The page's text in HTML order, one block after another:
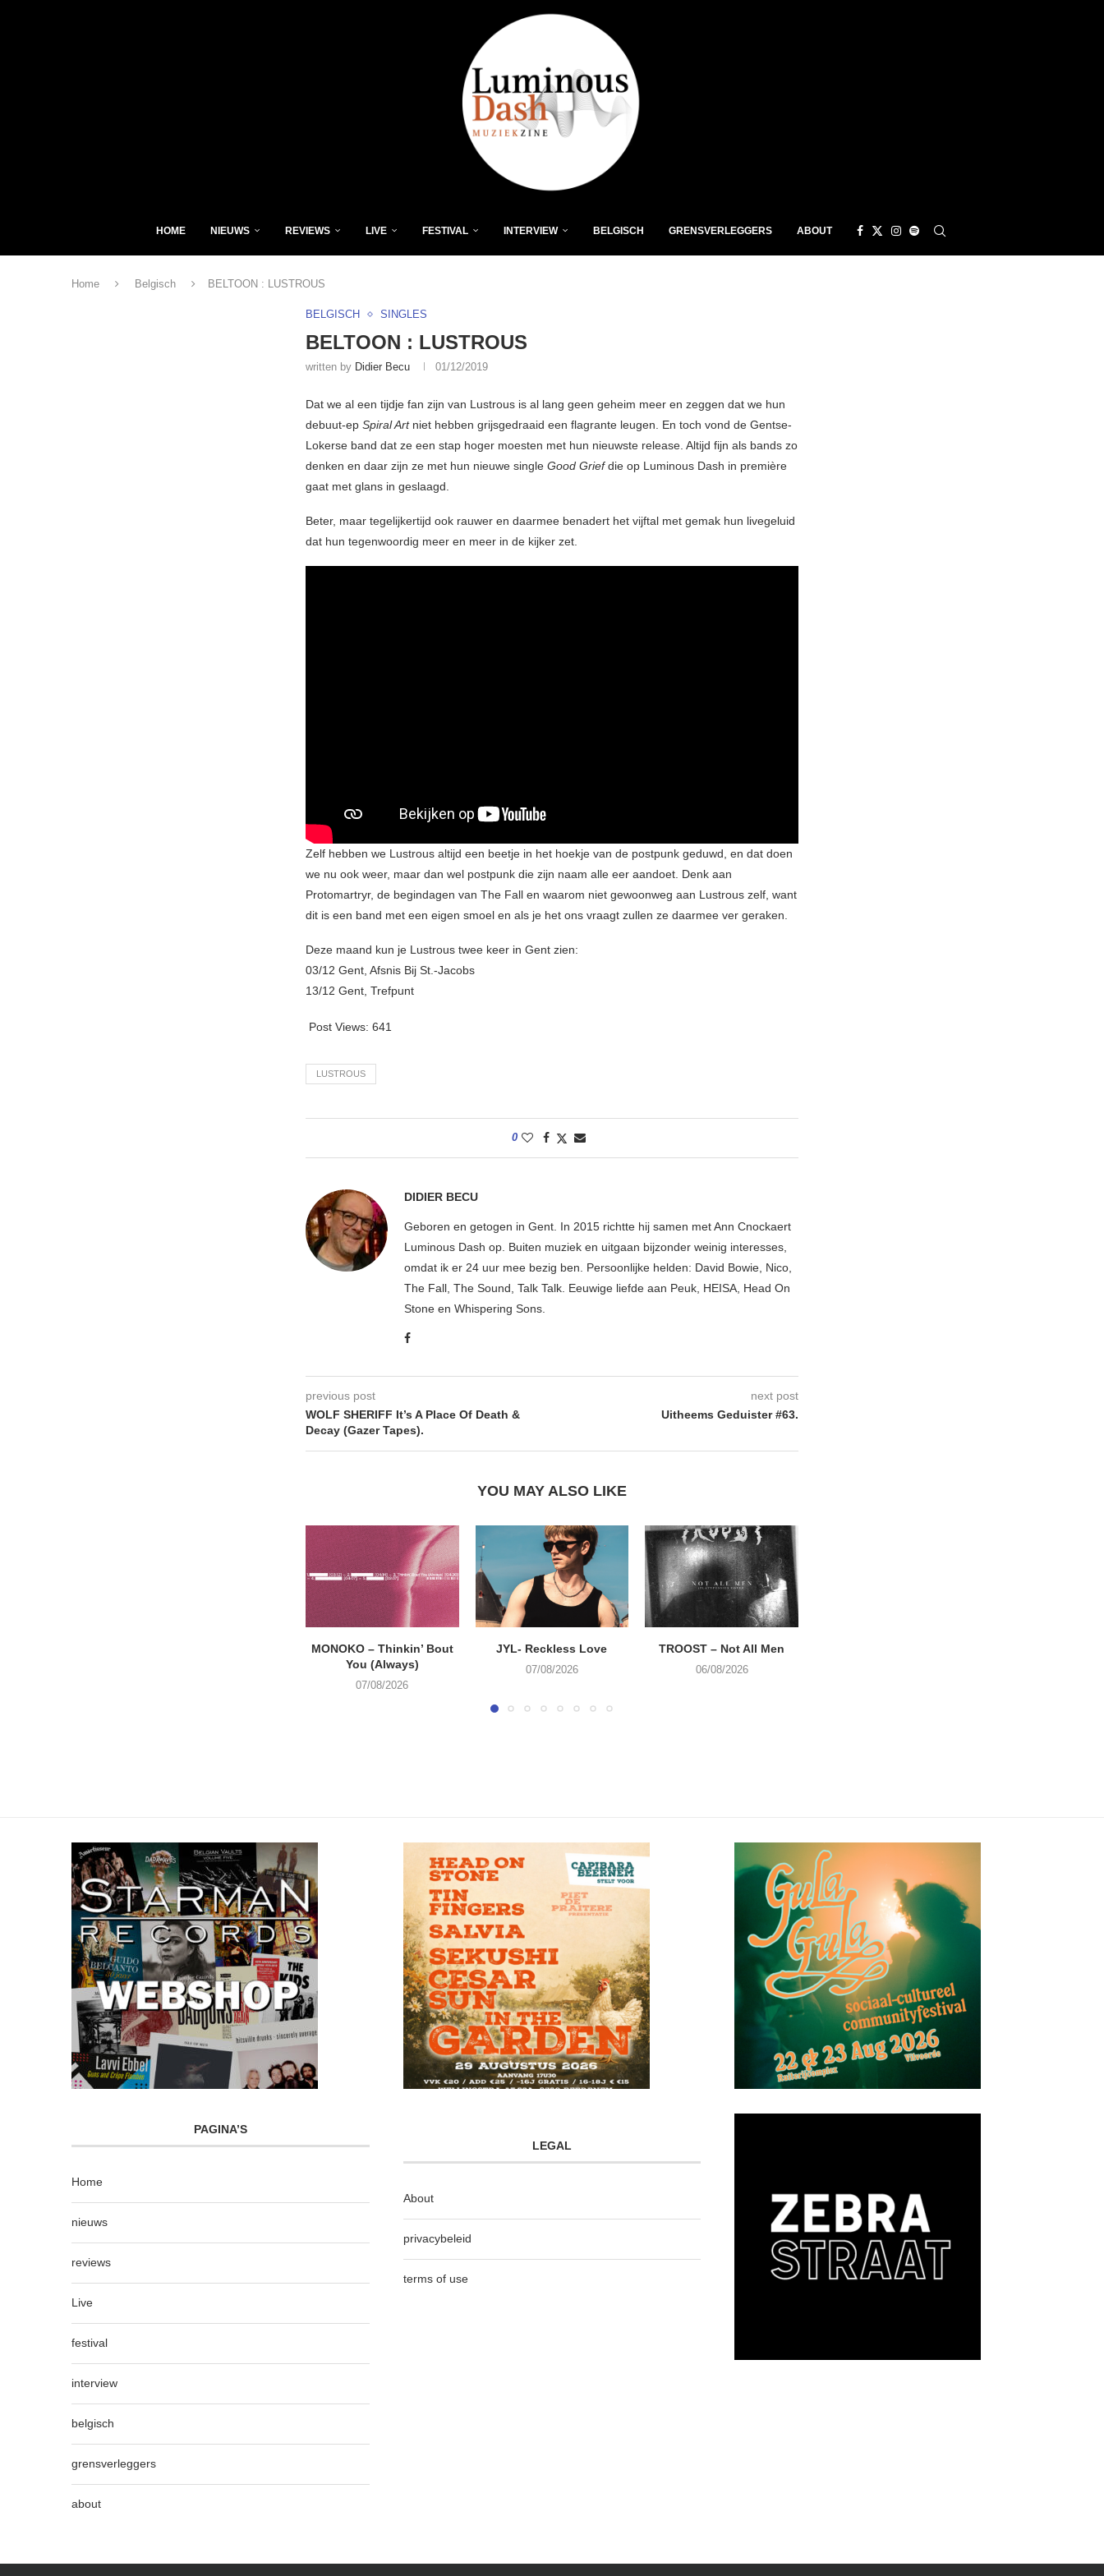
HOME NIEUWS REVIEWS LIVE FESTIVAL INTERVIEW BELGISCH GRENSVERLEGGERS ABOUT
Home Belgisch BELTOON : LUSTROUS
BELGISCH SINGLES
BELTOON : LUSTROUS
written by Didier Becu 01/12/2019
Dat we al een tijdje fan zijn van Lustrous is al lang geen geheim meer en zeggen dat we hun
debuut-ep Spiral Artniet hebben grijsgedraaid een flagrante leugen. En toch vond de Gentse-
Lokerse band dat ze een stap hoger moesten met hun nieuwste release. Altijd fijn als bands zo
denken en daar zijn ze met hun nieuwe single Good Griefdie op Luminous Dash in première
gaat met glans in geslaagd.
Beter, maar tegelijkertijd ook rauwer en daarmee benadert het vijftal met gemak hun livegeluid
dat hun tegenwoordig meer en meer in de kijker zet.
Zelf hebben we Lustrous altijd een beetje in het hoekje van de postpunk geduwd, en dat doen
we nu ook weer, maar dan wel postpunk die zijn naam alle eer aandoet. Denk aan
Protomartryr, de begindagen van The Fall en waarom niet gewoonweg aan Lustrous zelf, want
dit is een band met een eigen smoel en als je het ons vraagt zullen ze daarmee ver geraken.
Deze maand kun je Lustrous twee keer in Gent zien:
03/12 Gent, Afsnis Bij St.-Jacobs
13/12 Gent, Trefpunt
Post Views: 641
LUSTROUS
0
DIDIER BECU
Geboren en getogen in Gent. In 2015 richtte hij samen met Ann Cnockaert
Luminous Dash op. Buiten muziek en uitgaan bijzonder weinig interesses,
omdat ik er 24 uur mee bezig ben. Persoonlijke helden: David Bowie, Nico,
The Fall, The Sound, Talk Talk. Eeuwige liefde aan Peuk, HEISA, Head On
Stone en Whispering Sons.
previous post
WOLF SHERIFF It’s A Place Of Death &
Decay (Gazer Tapes).
next post
Uitheems Geduister #63.
YOU MAY ALSO LIKE
MONOKO – Thinkin’ Bout
You (Always)
07/08/2026
JYL- Reckless Love
07/08/2026
TROOST – Not All Men
06/08/2026
PAGINA’S
Home
nieuws
reviews
Live
festival
interview
belgisch
grensverleggers
about
LEGAL
About
privacybeleid
terms of use